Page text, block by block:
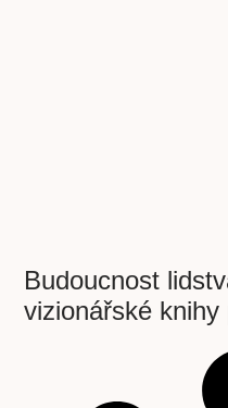
Budoucnost
vizionářské